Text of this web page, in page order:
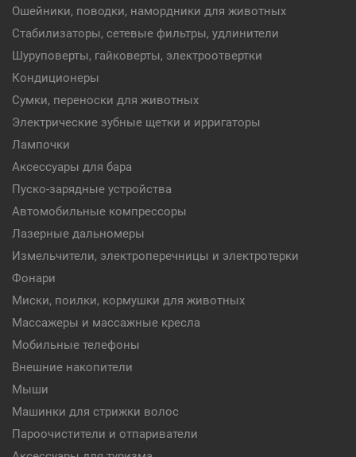
Ошейники, поводки, намордники для животных
Стабилизаторы, сетевые фильтры, удлинители
Шуруповерты, гайковерты, электроотвертки
Кондиционеры
Сумки, переноски для животных
Электрические зубные щетки и ирригаторы
Лампочки
Аксессуары для бара
Пуско-зарядные устройства
Автомобильные компрессоры
Лазерные дальномеры
Измельчители, электроперечницы и электротерки
Фонари
Миски, поилки, кормушки для животных
Массажеры и массажные кресла
Мобильные телефоны
Внешние накопители
Мыши
Машинки для стрижки волос
Пароочистители и отпариватели